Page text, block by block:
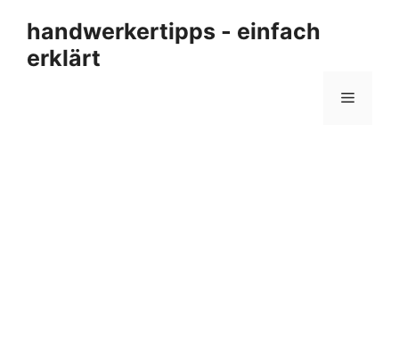
Inhalt
springen
handwerkertipps - einfach
erklärt
Menü